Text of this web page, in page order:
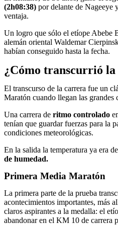
(2h08:38) por delante de Nageeye
ventaja.
Un logro que sólo el etíope Abebe
alemán oriental Waldemar
habían conseguido hasta la fecha.
¿Cómo transcurrió
El transcurso de la carrera fue un
Maratón cuando llegan las grandes
Una carrera de ritmo controlado
tenían que guardar fuerzas para la
condiciones meteorológicas.
En la salida la temperatura ya era de
de humedad.
Primera Media Maratón
La primera parte de la prueba
acontecimientos importantes, más
claros aspirantes a la medalla: el
abandonar en el KM 10 de carrera